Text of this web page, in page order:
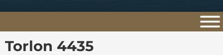
k
n
Torlon 4435